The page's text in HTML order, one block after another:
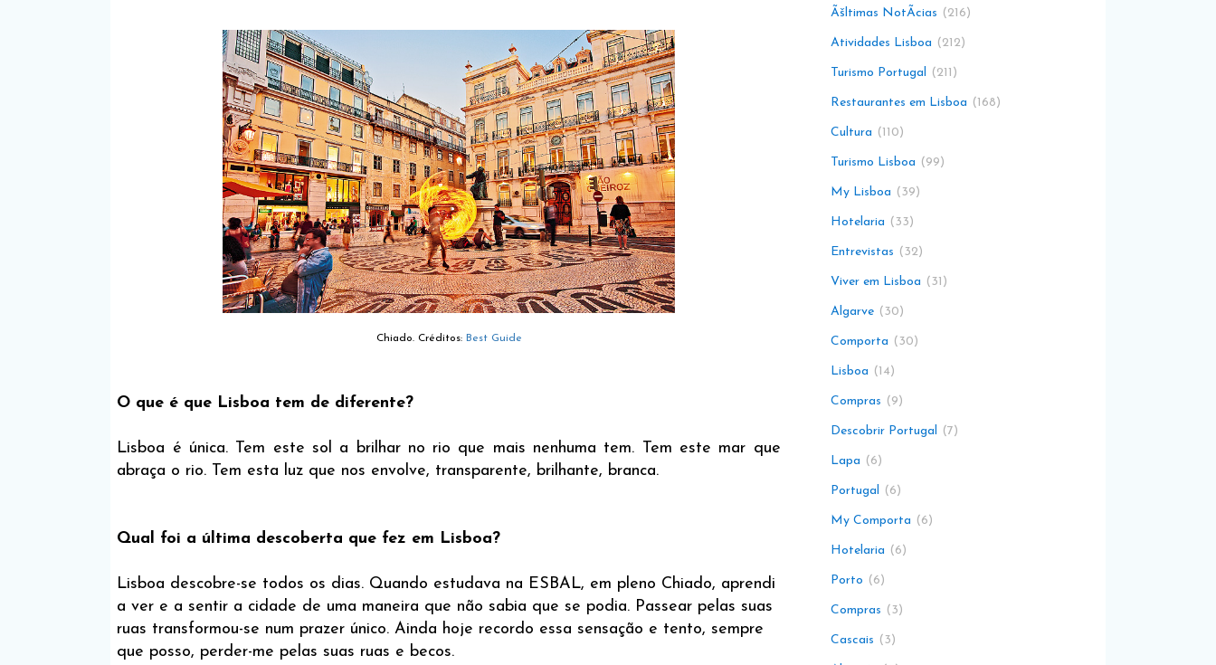
Chiado. Créditos: Best Guide
O que é que Lisboa tem de diferente?
Lisboa é única. Tem este sol a brilhar no rio que mais nenhuma tem. Tem este mar que
abraça o rio. Tem esta luz que nos envolve, transparente, brilhante, branca.
Qual foi a última descoberta que fez em Lisboa?
Lisboa descobre-se todos os dias. Quando estudava na ESBAL, em pleno Chiado, aprendi
a ver e a sentir a cidade de uma maneira que não sabia que se podia. Passear pelas suas
ruas transformou-se num prazer único. Ainda hoje recordo essa sensação e tento, sempre
que posso, perder-me pelas suas ruas e becos.
Ãšltimas NotÃ­cias 216
Atividades Lisboa 212
Turismo Portugal 211
Restaurantes em Lisboa 168
Cultura 110
Turismo Lisboa 99
My Lisboa 39
Hotelaria 33
Entrevistas 32
Viver em Lisboa 31
Algarve 30
Comporta 30
Lisboa 14
Compras 9
Descobrir Portugal 7
Lapa 6
Portugal 6
My Comporta 6
Hotelaria 6
Porto 6
Compras 3
Cascais 3